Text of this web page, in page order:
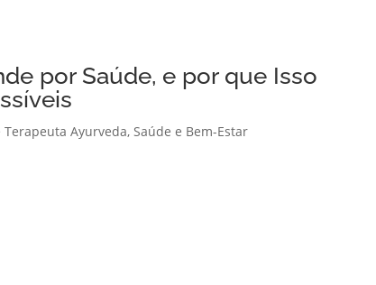
por Saúde, e por que Isso
Terapeuta Ayurveda,Saúde e Bem-Estar